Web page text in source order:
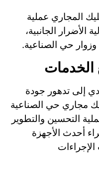
المجاري عملية
الأضرار الجانبية،
حي الصناعية.
الخدمات
إلى تدهور جودة
مجاري حي الصناعية
التحسين والتطوير
أحدث الأجهزة